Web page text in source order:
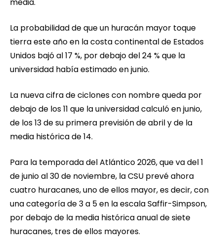
media.
La probabilidad de que un huracán mayor toque
tierra este año en la costa continental de Estados
Unidos bajó al 17 %, por debajo del 24 % que la
universidad había estimado en junio.
La nueva cifra de ciclones con nombre queda por
debajo de los 11 que la universidad calculó en junio,
de los 13 de su primera previsión de abril y de la
media histórica de 14.
Para la temporada del Atlántico 2026, que va del 1
de junio al 30 de noviembre, la CSU prevé ahora
cuatro huracanes, uno de ellos mayor, es decir, con
una categoría de 3 a 5 en la escala Saffir-Simpson,
por debajo de la media histórica anual de siete
huracanes, tres de ellos mayores.